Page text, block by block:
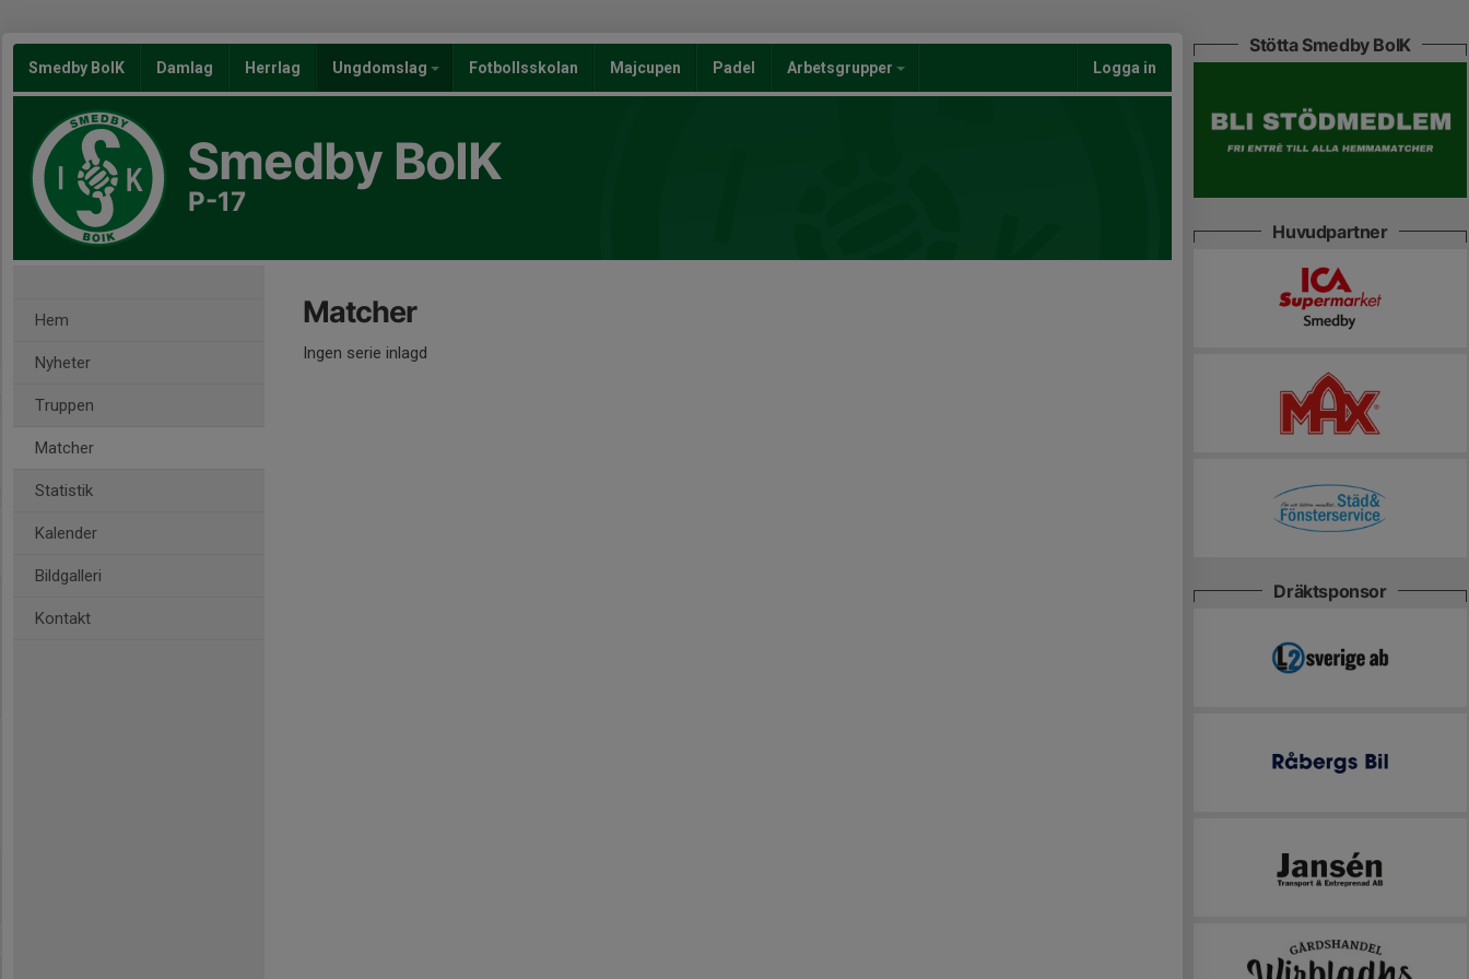
Smedby BoIK Damlag Herrlag Ungdomslag Fotbollsskolan Majcupen Padel Arbetsgrupper Logga in
Smedby BoIK
P-17
Hem
Nyheter
Truppen
Matcher
Statistik
Kalender
Bildgalleri
Kontakt
Matcher
Ingen serie inlagd
Stötta Smedby BoIK
Huvudpartner
Dräktsponsor